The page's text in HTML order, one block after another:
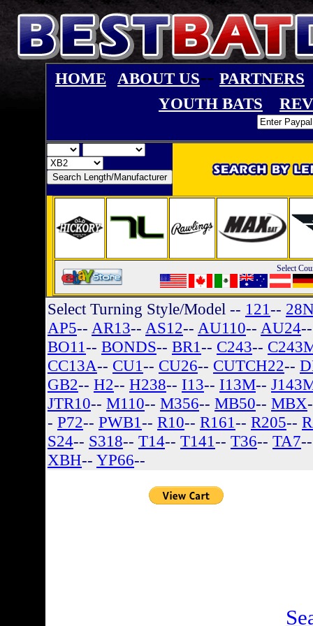
HOME ABOUT US-- PARTNERS
YOUTH BATS
Select
Select Turning Style/Model -- 121--
AP5-- AR13-- AS12-- AU110-- AU24
BO11-- BONDS-- BR1-- C243--
CC13A-- CU1-- CU26-- CUTCH22--
GB2-- H2-- H238-- I13-- I13M--
JTR10-- M110-- M356-- MB50-- MBX
- P72-- PWB1-- R10-- R161-- R205--
S24-- S318-- T14-- T141-- T36-- TA7
XBH-- YP66--